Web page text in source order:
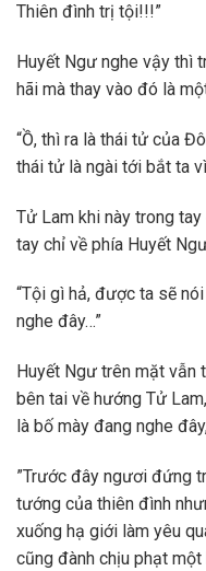
Thiên đình trị tội!!!”
Huyết Ngư nghe vậy thì
hãi mà thay vào đó là
“Ồ, thì ra là thái tử của
thái tử là ngài tới bắt ta
Tử Lam khi này trong
tay chỉ về phía Huyết
“Tội gì hả, được ta sẽ
nghe đây…”
Huyết Ngư trên mặt vẫn
bên tai về hướng Tử
là bố mày đang nghe
”Trước đây ngươi đứng
tướng của thiên đình
xuống hạ giới làm yêu
cũng đành chịu phạt